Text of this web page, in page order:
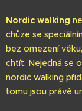
Nordic walking
chůze se
bez omezení
chtít. Nejedná se
nordic walking
tomu jsou právě